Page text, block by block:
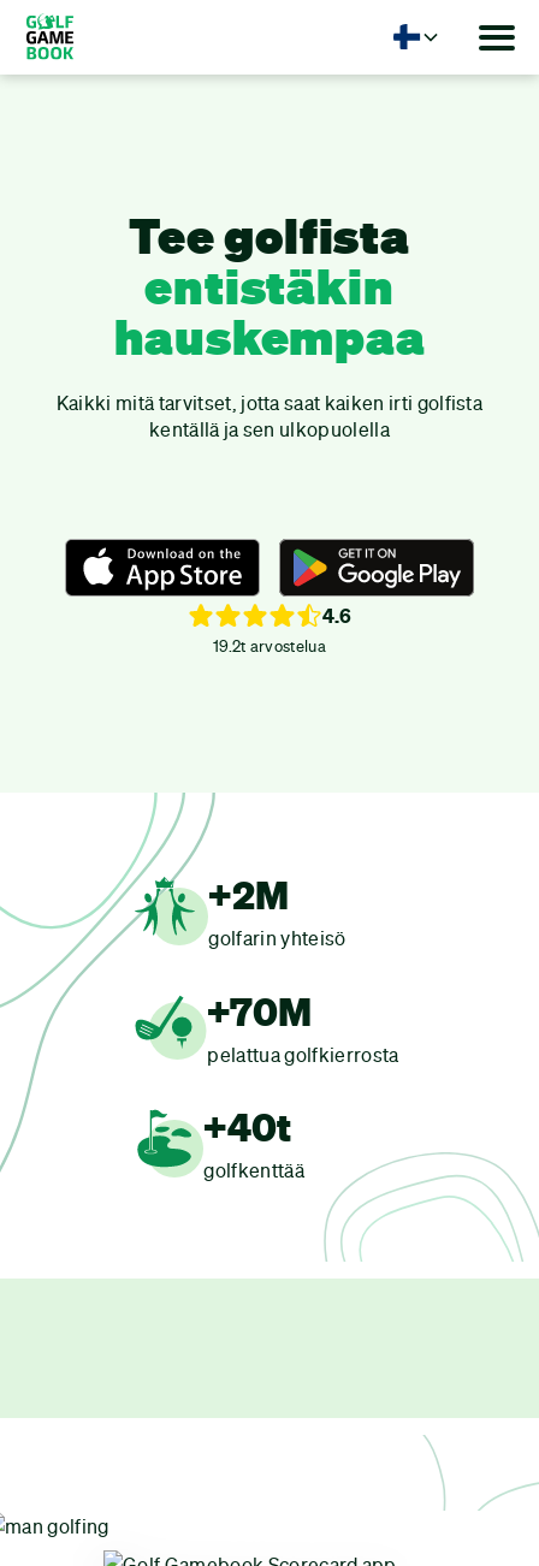
Gamebook
#1
Tee golfista
entistäkin
hauskempaa
Kaikki mitä tarvitset, jotta saat kaiken irti golfista
kentällä ja sen ulkopuolella
4.6
19.2t arvostelua
+2M
golfarin yhteisö
+70M
pelattua golfkierrosta
+40t
golfkenttää